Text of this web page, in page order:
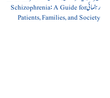
رہنمائی Schizophrenia: A Guide for
Patients, Families, and Society